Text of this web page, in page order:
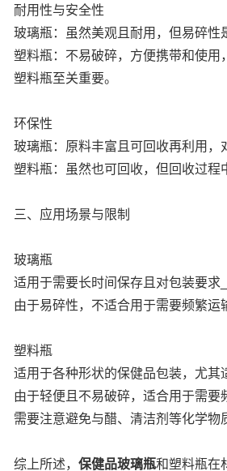
耐用性与安全性
玻璃瓶：虽然美观且耐用，但易碎性
塑料瓶：不易破碎，方便携带和使
塑料瓶至关重要。
环保性
玻璃瓶：原料丰富且可回收再利用，
塑料瓶：虽然也可回收，但回收过程
三、应用场景与限制
玻璃瓶
适用于需要长时间保存且对包装要求
由于易碎性，不适合用于需要频繁运
塑料瓶
适用于各种形状的保健品包装，尤其
由于轻便且不易破碎，适合用于需要
需要注意避免与醋、清洁剂等化学物
综上所述， 保健品玻璃瓶和塑料瓶在